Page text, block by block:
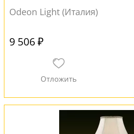
Odeon Light (Италия)
9 506 ₽